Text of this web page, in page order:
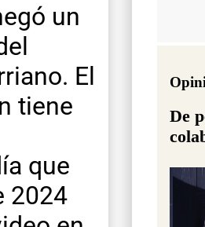
un
El
tiene
que
2024
De